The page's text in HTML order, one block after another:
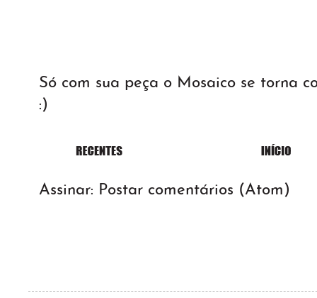
Só com sua peça o Mosaico se torna
:)
Assinar: Postar comentários (Atom)